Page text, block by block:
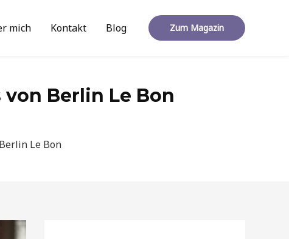
mich Kontakt Blog Zum Magazin
Berlin Le Bon
Le Bon